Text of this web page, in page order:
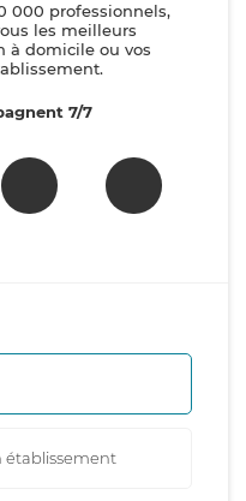
000 professionnels,
les meilleurs
à domicile ou vos
7/7
établissement